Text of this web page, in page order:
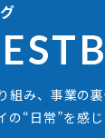
組み、事業の
の“日常”を感じ